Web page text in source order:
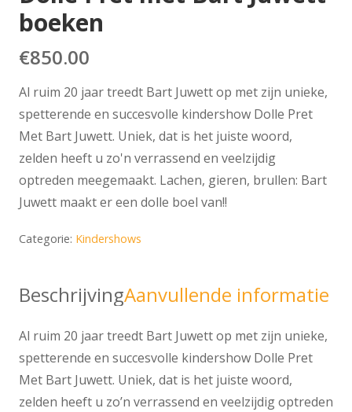
boeken
€850.00
Al ruim 20 jaar treedt Bart Juwett op met zijn unieke,
spetterende en succesvolle kindershow Dolle Pret
Met Bart Juwett. Uniek, dat is het juiste woord,
zelden heeft u zo'n verrassend en veelzijdig
optreden meegemaakt. Lachen, gieren, brullen: Bart
Juwett maakt er een dolle boel van!!
Categorie: Kindershows
BeschrijvingAanvullende informatie
Al ruim 20 jaar treedt Bart Juwett op met zijn unieke,
spetterende en succesvolle kindershow Dolle Pret
Met Bart Juwett. Uniek, dat is het juiste woord,
zelden heeft u zo’n verrassend en veelzijdig optreden